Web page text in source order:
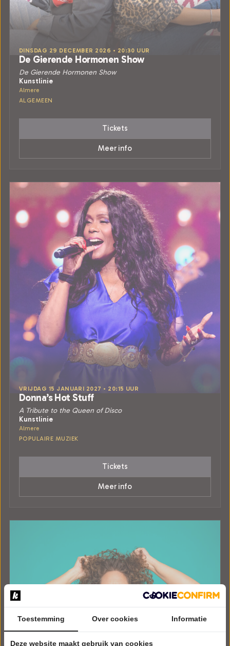
DINSDAG 29 DECEMBER 2026 • 20:30 UUR
De Gierende Hormonen Show
De Gierende Hormonen Show
Kunstlinie
Almere
ALGEMEEN
Tickets
Meer info
VRIJDAG 15 JANUARI 2027 • 20:15 UUR
Donna’s Hot Stuff
A Tribute to the Queen of Disco
Kunstlinie
Almere
POPULAIRE MUZIEK
Tickets
Meer info
Toestemming Over cookies Informatie
Deze website maakt gebruik van cookies